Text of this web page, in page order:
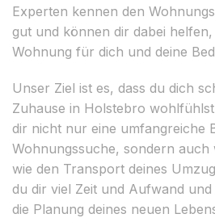
Experten kennen den
gut und können dir dabei
Wohnung für dich und deine
Unser Ziel ist es, dass du dich
Zuhause in Holstebro
dir nicht nur eine umfangreiche
Wohnungssuche, sondern auch
wie den Transport deines
du dir viel Zeit und Aufwand
die Planung deines neuen